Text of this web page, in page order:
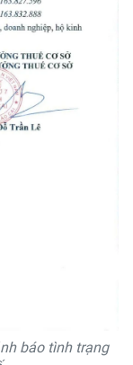
báo tình trạng